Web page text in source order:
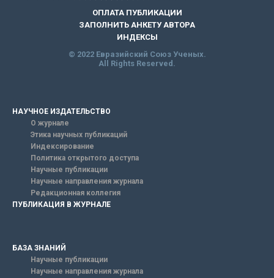
ОПЛАТА ПУБЛИКАЦИИ
ЗАПОЛНИТЬ АНКЕТУ АВТОРА
ИНДЕКСЫ
© 2022 Евразийский Союз Ученых.
All Rights Reserved.
НАУЧНОЕ ИЗДАТЕЛЬСТВО
О журнале
Этика научных публикаций
Индексирование
Политика открытого доступа
Научные публикации
Научные направления журнала
Редакционная коллегия
ПУБЛИКАЦИЯ В ЖУРНАЛЕ
БАЗА ЗНАНИЙ
Научные публикации
Научные направления журнала